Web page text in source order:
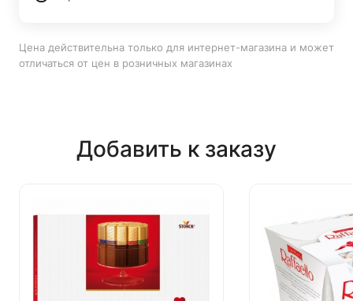
Цена действительна только для интернет-магазина и может
отличаться от цен в розничных магазинах
Добавить к заказу